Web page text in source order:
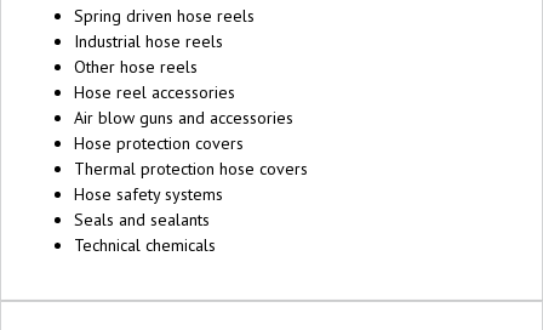
Spring driven hose reels
Industrial hose reels
Other hose reels
Hose reel accessories
Air blow guns and accessories
Hose protection covers
Thermal protection hose covers
Hose safety systems
Seals and sealants
Technical chemicals